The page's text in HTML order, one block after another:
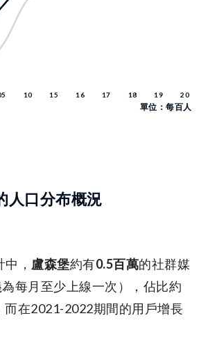
單位：每百人
人口分布概況
， 盧森堡約有0.5百萬的社群媒
每月至少上線一次），佔比約
而在2021-2022期間的用戶增長